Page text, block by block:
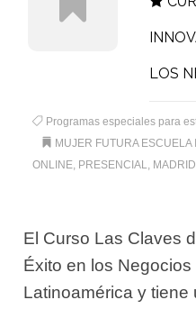
LOS
Programas especiales para
MUJER FUTURA
ONLINE, PRESENCIAL, MADRID
El Curso Las Claves
Éxito en los
Latinoamérica y tiene